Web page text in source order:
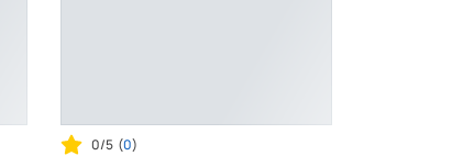
0/5 (0)